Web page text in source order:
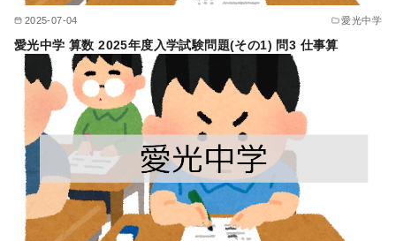
2025-07-04 愛光中学
愛光中学 算数 2025年度入学試験問題(その1) 問3 仕事算